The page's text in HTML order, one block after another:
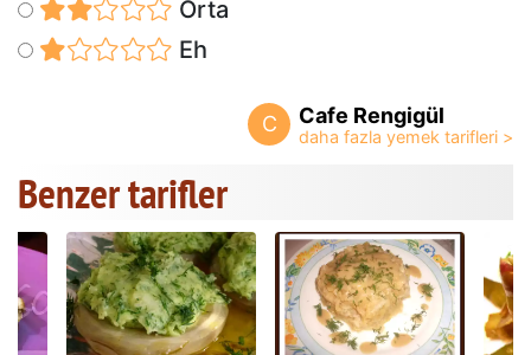
Orta
Eh
C Cafe Rengigül
Benzer tarifler